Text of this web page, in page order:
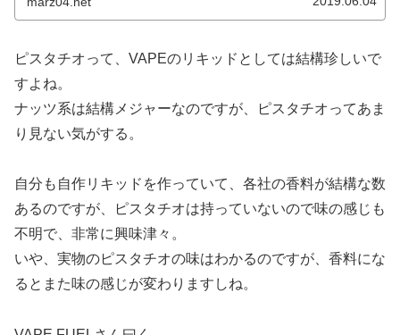
ピスタチオって、VAPEのリキッドとしては結構珍しいで
すよね。
ナッツ系は結構メジャーなのですが、ピスタチオってあま
り見ない気がする。
自分も自作リキッドを作っていて、各社の香料が結構な数
あるのですが、ピスタチオは持っていないので味の感じも
不明で、非常に興味津々。
いや、実物のピスタチオの味はわかるのですが、香料にな
るとまた味の感じが変わりますしね。